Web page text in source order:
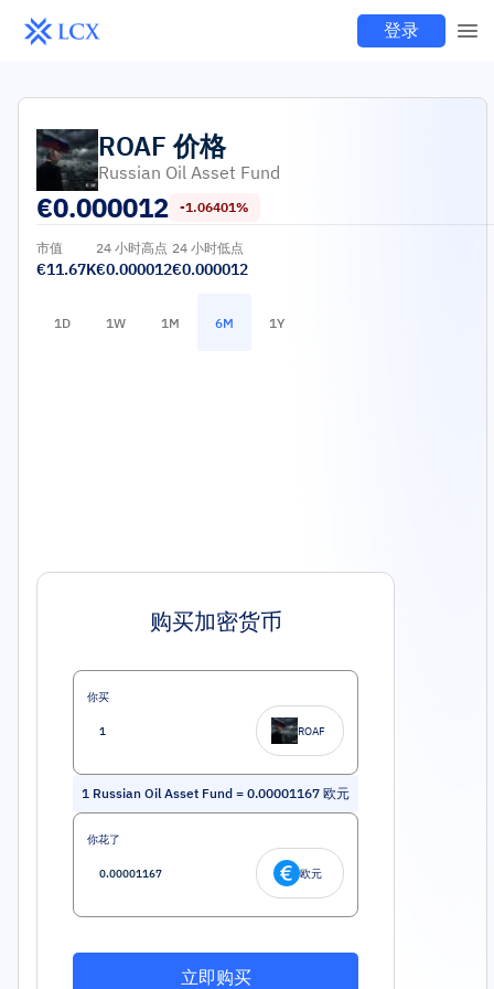
登录
ROAF 价格
Russian Oil Asset Fund
€0.000012 -1.06401%
市值
€11.67K
24 小时高点
€0.000012
24 小时低点
€0.000012
1D 1W 1M 6M 1Y
购买加密货币
你买
ROAF
1 Russian Oil Asset Fund = 0.00001167 欧元
你花了
欧元
立即购买